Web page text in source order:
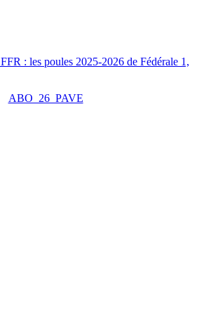
FFR : les poules 2025-2026 de Fédérale 1,